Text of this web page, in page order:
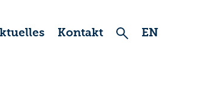
Kontakt EN